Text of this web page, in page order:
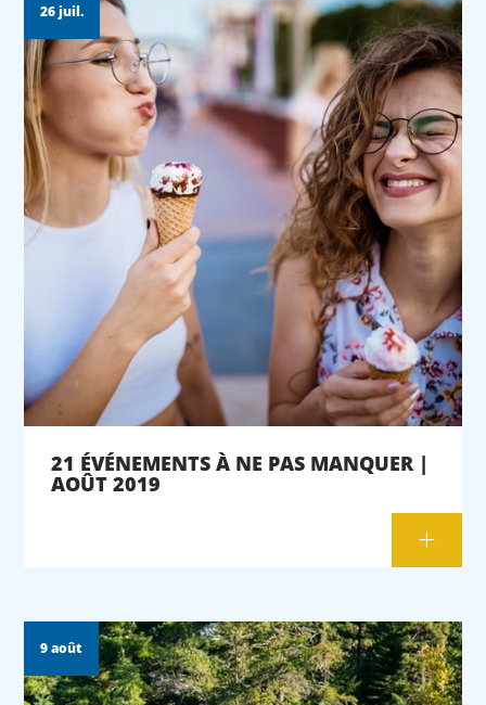
26 juil.
21 ÉVÉNEMENTS À NE PAS MANQUER |
AOÛT 2019
9 août